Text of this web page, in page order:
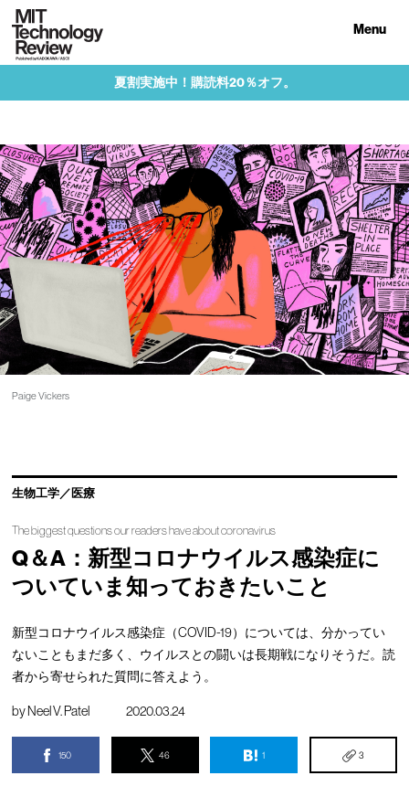
Menu
夏割実施中！購読料20％オフ。
Paige Vickers
生物工学／医療
The biggest questions our readers have about coronavirus
Q＆A：新型コロナウイルス感染症に
ついていま知っておきたいこと
新型コロナウイルス感染症（COVID-19）については、分かってい
ないこともまだ多く、ウイルスとの闘いは長期戦になりそうだ。読
者から寄せられた質問に答えよう。
byNeel V. Patel 2020.03.24
150 46 1 3